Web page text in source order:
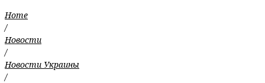
Home
/
Новости
/
Новости Украины
/